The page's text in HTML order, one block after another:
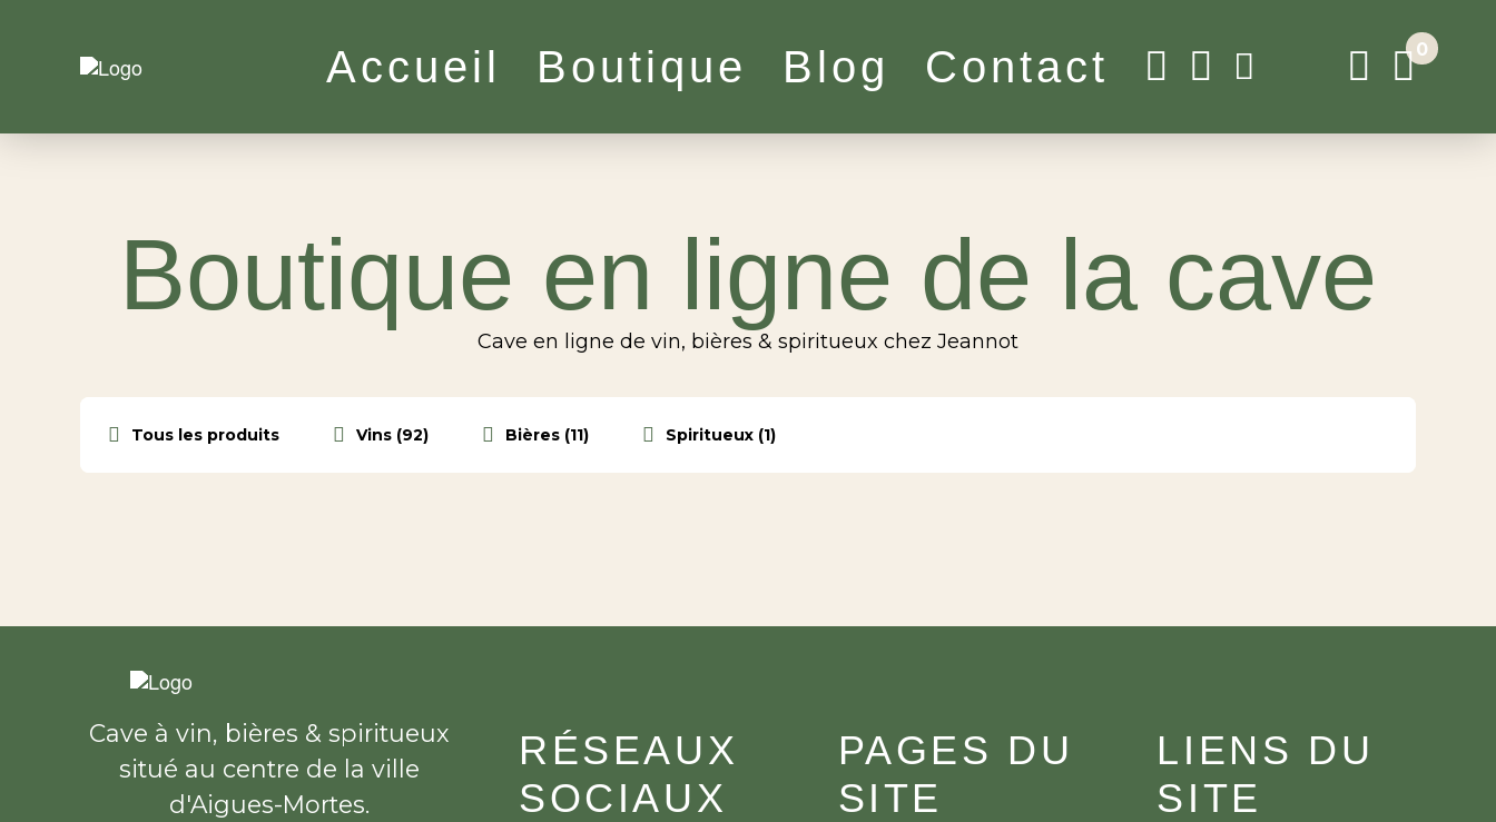
Accueil Boutique Blog Contact 0
Boutique en ligne de la cave
Cave en ligne de vin, bières & spiritueux chez Jeannot
Tous les produits Vins (92) Bières (11) Spiritueux (1)
Cave à vin, bières & spiritueux
situé au centre de la ville
d'Aigues-Mortes.
RÉSEAUX
SOCIAUX
PAGES DU
SITE
LIENS DU
SITE